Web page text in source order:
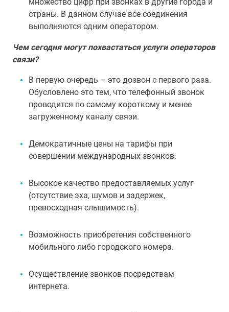
страны. В данном случае все соединения
выполняются одним оператором.
Чем сегодня могут похвастаться услуги операторов
связи?
В первую очередь – это дозвон с первого раза.
Обусловлено это тем, что телефонный звонок
проводится по самому короткому и менее
загруженному каналу связи.
Демократичные цены на тарифы при
совершении международных звонков.
Высокое качество предоставляемых услуг
(отсутствие эха, шумов и задержек,
превосходная слышимость).
Возможность приобретения собственного
мобильного либо городского номера.
Осуществление звонков посредствам
интернета.